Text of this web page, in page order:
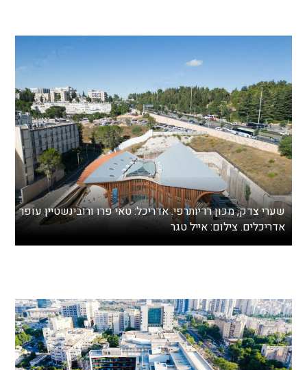
שערי צדק, מכון רדיותרפי. אדריכל: טאי פרו ורובינשטיין עופר
אדריכלים. צילום: אייל טגר